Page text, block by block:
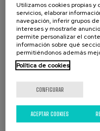
Utilizamos cookies propias y
servicios, elaborar
navegación, inferir grupos
intereses y mostrarle
permite personalizar el
información sobre qué
permitiéndonos además
Política de cookies
CONFIGURAR
ACEPTAR COOKIES